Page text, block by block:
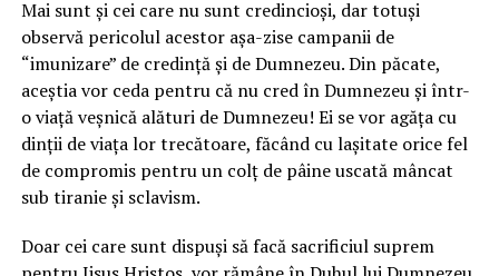
Mai sunt și cei care nu sunt credincioși, dar totuși
observă pericolul acestor așa-zise campanii de
“imunizare” de credință și de Dumnezeu. Din păcate,
aceștia vor ceda pentru că nu cred în Dumnezeu și într-
o viață veșnică alături de Dumnezeu! Ei se vor agăța cu
dinții de viața lor trecătoare, făcând cu lașitate orice fel
de compromis pentru un colț de pâine uscată mâncat
sub tiranie și sclavism.
Doar cei care sunt dispuși să facă sacrificiul suprem